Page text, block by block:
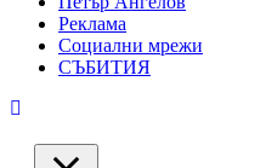
Реклама
Социални мрежи
СЪБИТИЯ